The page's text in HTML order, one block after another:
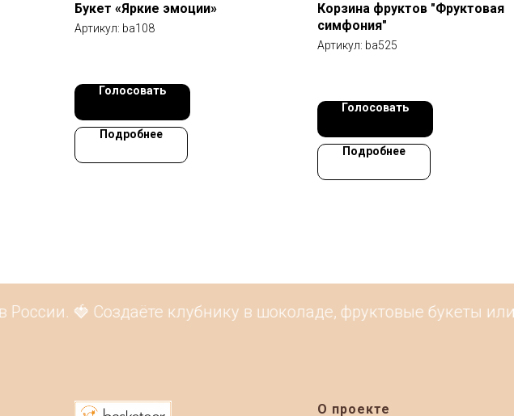
Букет «Яркие эмоции»
Артикул: ba108
Голосовать
Подробнее
Корзина фруктов "Фруктовая
симфония"
Артикул: ba525
Голосовать
Подробнее
🍓 Создаёте клубнику в шоколаде, фруктовые букеты
О проекте